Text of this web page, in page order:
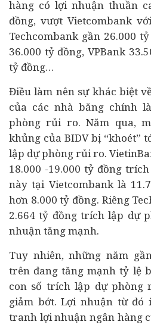
hàng có lợi nhuận thuần
đồng, vượt Vietcombank
Techcombank gần 26.000
36.000 tỷ đồng, VPBank
tỷ đồng…
Điều làm nên sự khác biệt
của các nhà băng chính
phòng rủi ro. Năm qua,
khủng của BIDV bị “khoét”
lập dự phòng rủi ro.
18.000 -19.000 tỷ đồng
này tại Vietcombank là
hơn 8.000 tỷ đồng. Riêng
2.664 tỷ đồng trích lập dự
nhuận tăng mạnh.
Tuy nhiên, những năm
trên đang tăng mạnh tỷ lệ
con số trích lập dự
giảm bớt. Lợi nhuận từ đó
tranh lợi nhuận ngân hàng